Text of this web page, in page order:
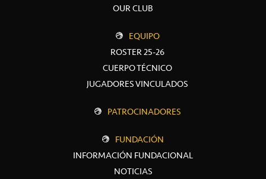
OUR CLUB
EQUIPO
ROSTER 25-26
CUERPO TÉCNICO
JUGADORES VINCULADOS
PATROCINADORES
FUNDACIÓN
INFORMACIÓN FUNDACIONAL
NOTICIAS